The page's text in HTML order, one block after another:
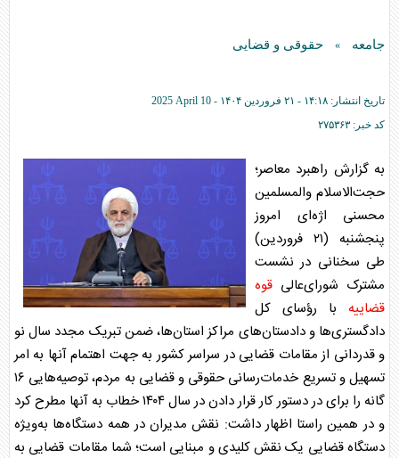
جامعه » حقوقی و قضایی
تاریخ انتشار: ۱۴:۱۸ - ۲۱ فروردين ۱۴۰۴ -
2025 April 10
کد خبر: ۲۷۵۳۶۳
به گزارش راهبرد معاصر؛
حجت‌الاسلام والمسلمین
محسنی اژه‌ای امروز
پنجشنبه (۲۱ فروردین)
طی سخنانی در نشست
مشترک شورای‌عالی قوه
قضاییه با رؤسای کل
دادگستری‌ها و دادستان‌های مراکز استان‌ها، ضمن تبریک مجدد سال نو
و قدردانی از مقامات قضایی در سراسر کشور به جهت اهتمام آنها به امر
تسهیل و تسریع خدمات‌رسانی حقوقی و قضایی به مردم، توصیه‌هایی ۱۶
گانه را برای در دستور کار قرار دادن در سال ۱۴۰۴ خطاب به آنها مطرح کرد
و در همین راستا اظهار داشت: نقش مدیران در همه دستگاه‌ها به‌ویژه
دستگاه قضایی یک نقش کلیدی و مبنایی است؛ شما مقامات قضایی به